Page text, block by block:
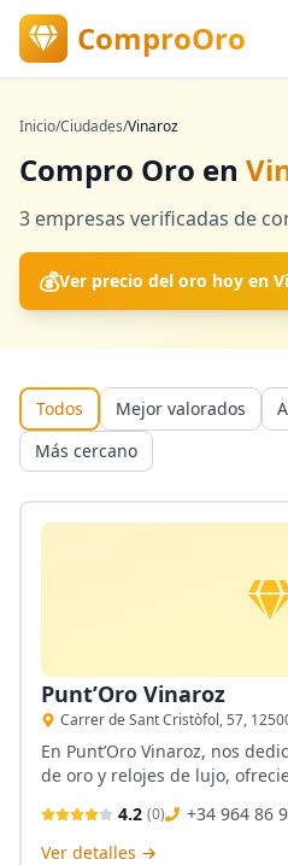
ComproOro
Inicio/Ciudades/Vinaroz
Compro Oro en
3 empresas verificadas de
💰Ver precio del oro hoy en
Todos Mejor valorados
Más cercano
Punt’Oro Vinaroz
Carrer de Sant Cristòfol, 57,
En Punt’Oro Vinaroz, nos
de oro y relojes de lujo,
especializa en la fundición y
garantizando transacciones
4.2 (0)
+34 964 86
Ver detalles →